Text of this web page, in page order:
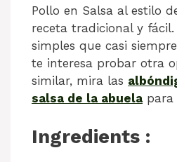
Pollo en Salsa al estilo
receta tradicional y fácil.
simples que casi
te interesa probar otra
similar, mira las
salsa de la abuela para
Ingredients :